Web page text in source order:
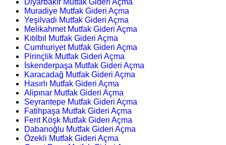
Diyarbakır Mutfak Gideri Açma
Muradiye Mutfak Gideri Açma
Yeşilvadi Mutfak Gideri Açma
Melikahmet Mutfak Gideri Açma
Kıtılbıl Mutfak Gideri Açma
Cumhuriyet Mutfak Gideri Açma
Pirinçlik Mutfak Gideri Açma
İskenderpaşa Mutfak Gideri Açma
Karacadağ Mutfak Gideri Açma
Hasırlı Mutfak Gideri Açma
Alipınar Mutfak Gideri Açma
Seyrantepe Mutfak Gideri Açma
Fatihpaşa Mutfak Gideri Açma
Ferit Köşk Mutfak Gideri Açma
Dabanoğlu Mutfak Gideri Açma
Özekli Mutfak Gideri Açma